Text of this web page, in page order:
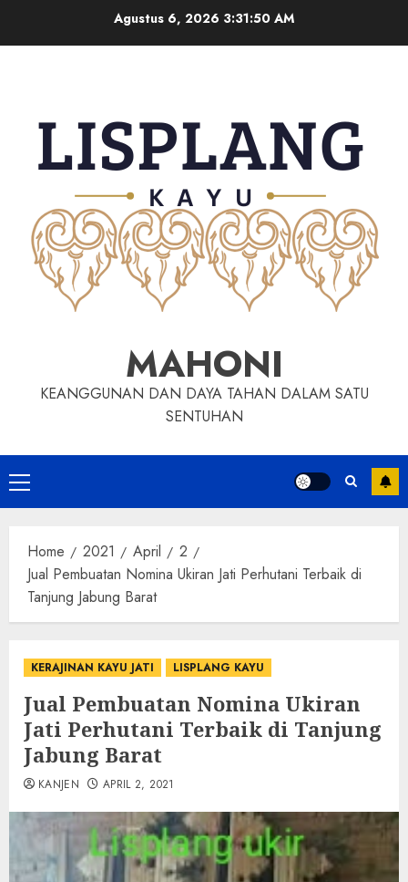
Agustus 6, 20263:31:51 AM
MAHONI
KEANGGUNAN DAN DAYA TAHAN DALAM SATU
SENTUHAN
Home 2021 April
2
Jual Pembuatan Nomina Ukiran Jati Perhutani Terbaik di
Tanjung Jabung Barat
KERAJINAN KAYU JATI LISPLANG KAYU
Jual Pembuatan Nomina Ukiran
Jati Perhutani Terbaik di Tanjung
Jabung Barat
KANJEN APRIL 2, 2021